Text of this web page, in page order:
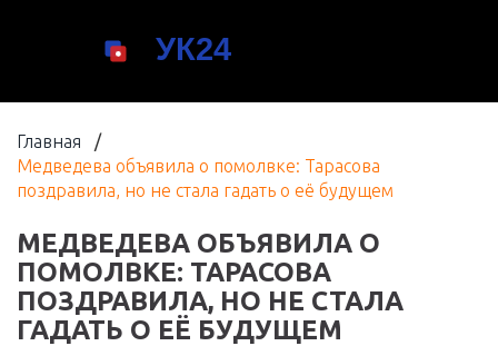
Главная /
Медведева объявила о помолвке: Тарасова
поздравила, но не стала гадать о её будущем
МЕДВЕДЕВА ОБЪЯВИЛА О
ПОМОЛВКЕ: ТАРАСОВА
ПОЗДРАВИЛА, НО НЕ СТАЛА
ГАДАТЬ О ЕЁ БУДУЩЕМ